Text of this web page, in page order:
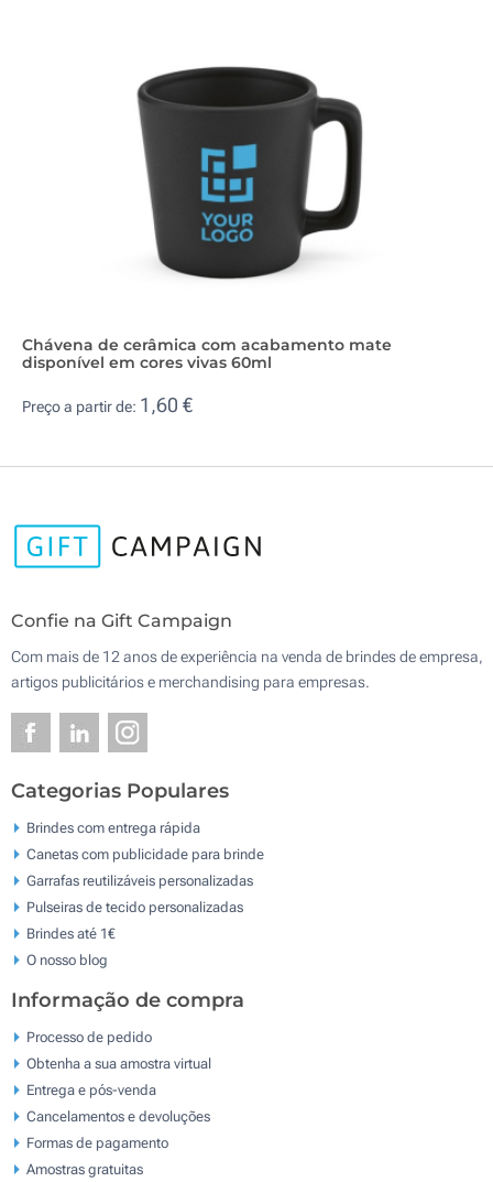
Chávena de cerâmica com acabamento mate
disponível em cores vivas 60ml
Preço a partir de: 1,60 €
Confie na Gift Campaign
Com mais de 12 anos de experiência na venda de brindes de empresa,
artigos publicitários e merchandising para empresas.
Categorias Populares
Brindes com entrega rápida
Canetas com publicidade para brinde
Garrafas reutilizáveis personalizadas
Pulseiras de tecido personalizadas
Brindes até 1€
O nosso blog
Informação de compra
Processo de pedido
Obtenha a sua amostra virtual
Entrega e pós-venda
Cancelamentos e devoluções
Formas de pagamento
Amostras gratuitas